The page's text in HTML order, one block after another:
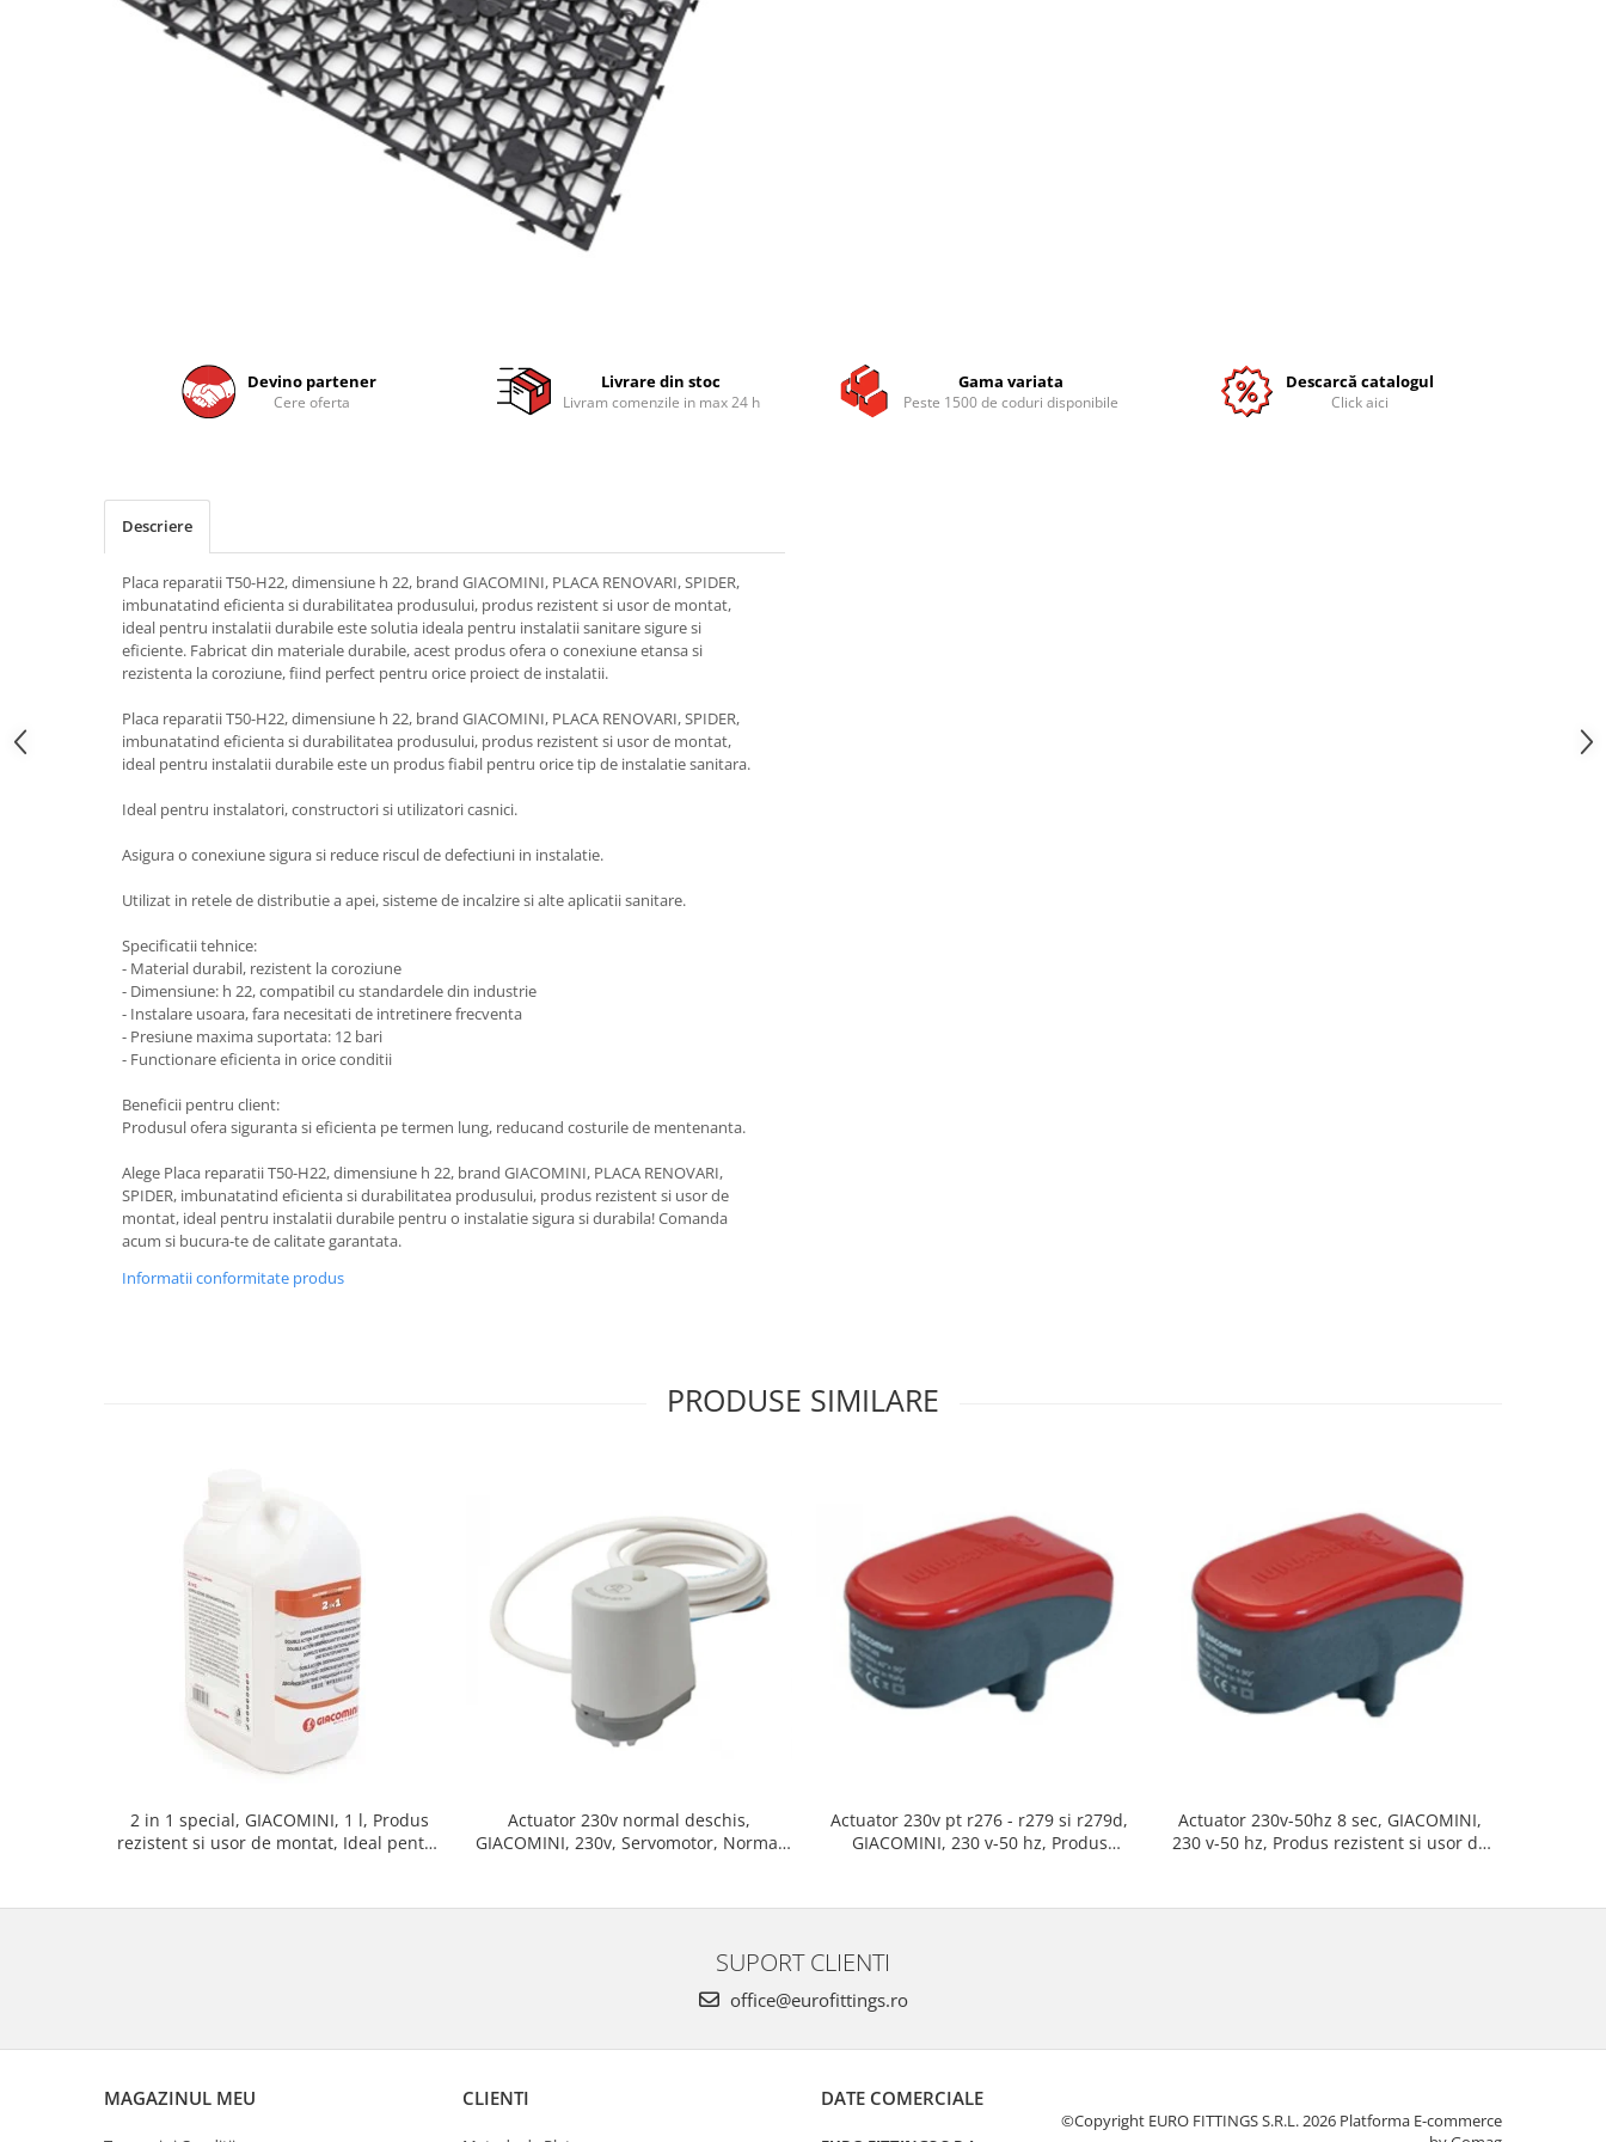
Devino partener
Cere oferta
Livrare din stoc
Livram comenzile in max 24 h
Gama variata
Peste 1500 de coduri disponibile
Descarcă catalogul
Click aici
Descriere
Placa reparatii T50-H22, dimensiune h 22, brand GIACOMINI, PLACA RENOVARI, SPIDER,
imbunatatind eficienta si durabilitatea produsului, produs rezistent si usor de montat,
ideal pentru instalatii durabile este solutia ideala pentru instalatii sanitare sigure si
eficiente. Fabricat din materiale durabile, acest produs ofera o conexiune etansa si
rezistenta la coroziune, fiind perfect pentru orice proiect de instalatii.
Placa reparatii T50-H22, dimensiune h 22, brand GIACOMINI, PLACA RENOVARI, SPIDER,
imbunatatind eficienta si durabilitatea produsului, produs rezistent si usor de montat,
ideal pentru instalatii durabile este un produs fiabil pentru orice tip de instalatie sanitara.
Ideal pentru instalatori, constructori si utilizatori casnici.
Asigura o conexiune sigura si reduce riscul de defectiuni in instalatie.
Utilizat in retele de distributie a apei, sisteme de incalzire si alte aplicatii sanitare.
Specificatii tehnice:
- Material durabil, rezistent la coroziune
- Dimensiune: h 22, compatibil cu standardele din industrie
- Instalare usoara, fara necesitati de intretinere frecventa
- Presiune maxima suportata: 12 bari
- Functionare eficienta in orice conditii
Beneficii pentru client:
Produsul ofera siguranta si eficienta pe termen lung, reducand costurile de mentenanta.
Alege Placa reparatii T50-H22, dimensiune h 22, brand GIACOMINI, PLACA RENOVARI,
SPIDER, imbunatatind eficienta si durabilitatea produsului, produs rezistent si usor de
montat, ideal pentru instalatii durabile pentru o instalatie sigura si durabila! Comanda
acum si bucura-te de calitate garantata.
Informatii conformitate produs
PRODUSE SIMILARE
2 in 1 special, GIACOMINI, 1 l, Produs
rezistent si usor de montat, Ideal pentru
Actuator 230v normal deschis,
GIACOMINI, 230v, Servomotor, Normal
Actuator 230v pt r276 - r279 si r279d,
GIACOMINI, 230 v-50 hz, Produs
Actuator 230v-50hz 8 sec, GIACOMINI,
230 v-50 hz, Produs rezistent si usor de
SUPORT CLIENTI
office@eurofittings.ro
MAGAZINUL MEU CLIENTI DATE COMERCIALE
©Copyright EURO FITTINGS S.R.L. 2026 Platforma E-commerce